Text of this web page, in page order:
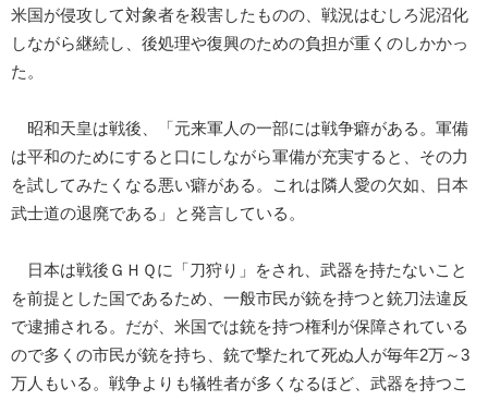
米国が侵攻して対象者を殺害したものの、戦況はむしろ泥沼化
しながら継続し、後処理や復興のための負担が重くのしかかっ
た。
昭和天皇は戦後、「元来軍人の一部には戦争癖がある。軍備
は平和のためにすると口にしながら軍備が充実すると、その力
を試してみたくなる悪い癖がある。これは隣人愛の欠如、日本
武士道の退廃である」と発言している。
日本は戦後ＧＨＱに「刀狩り」をされ、武器を持たないこと
を前提とした国であるため、一般市民が銃を持つと銃刀法違反
で逮捕される。だが、米国では銃を持つ権利が保障されている
ので多くの市民が銃を持ち、銃で撃たれて死ぬ人が毎年2万～3
万人もいる。戦争よりも犠牲者が多くなるほど、武器を持つこ